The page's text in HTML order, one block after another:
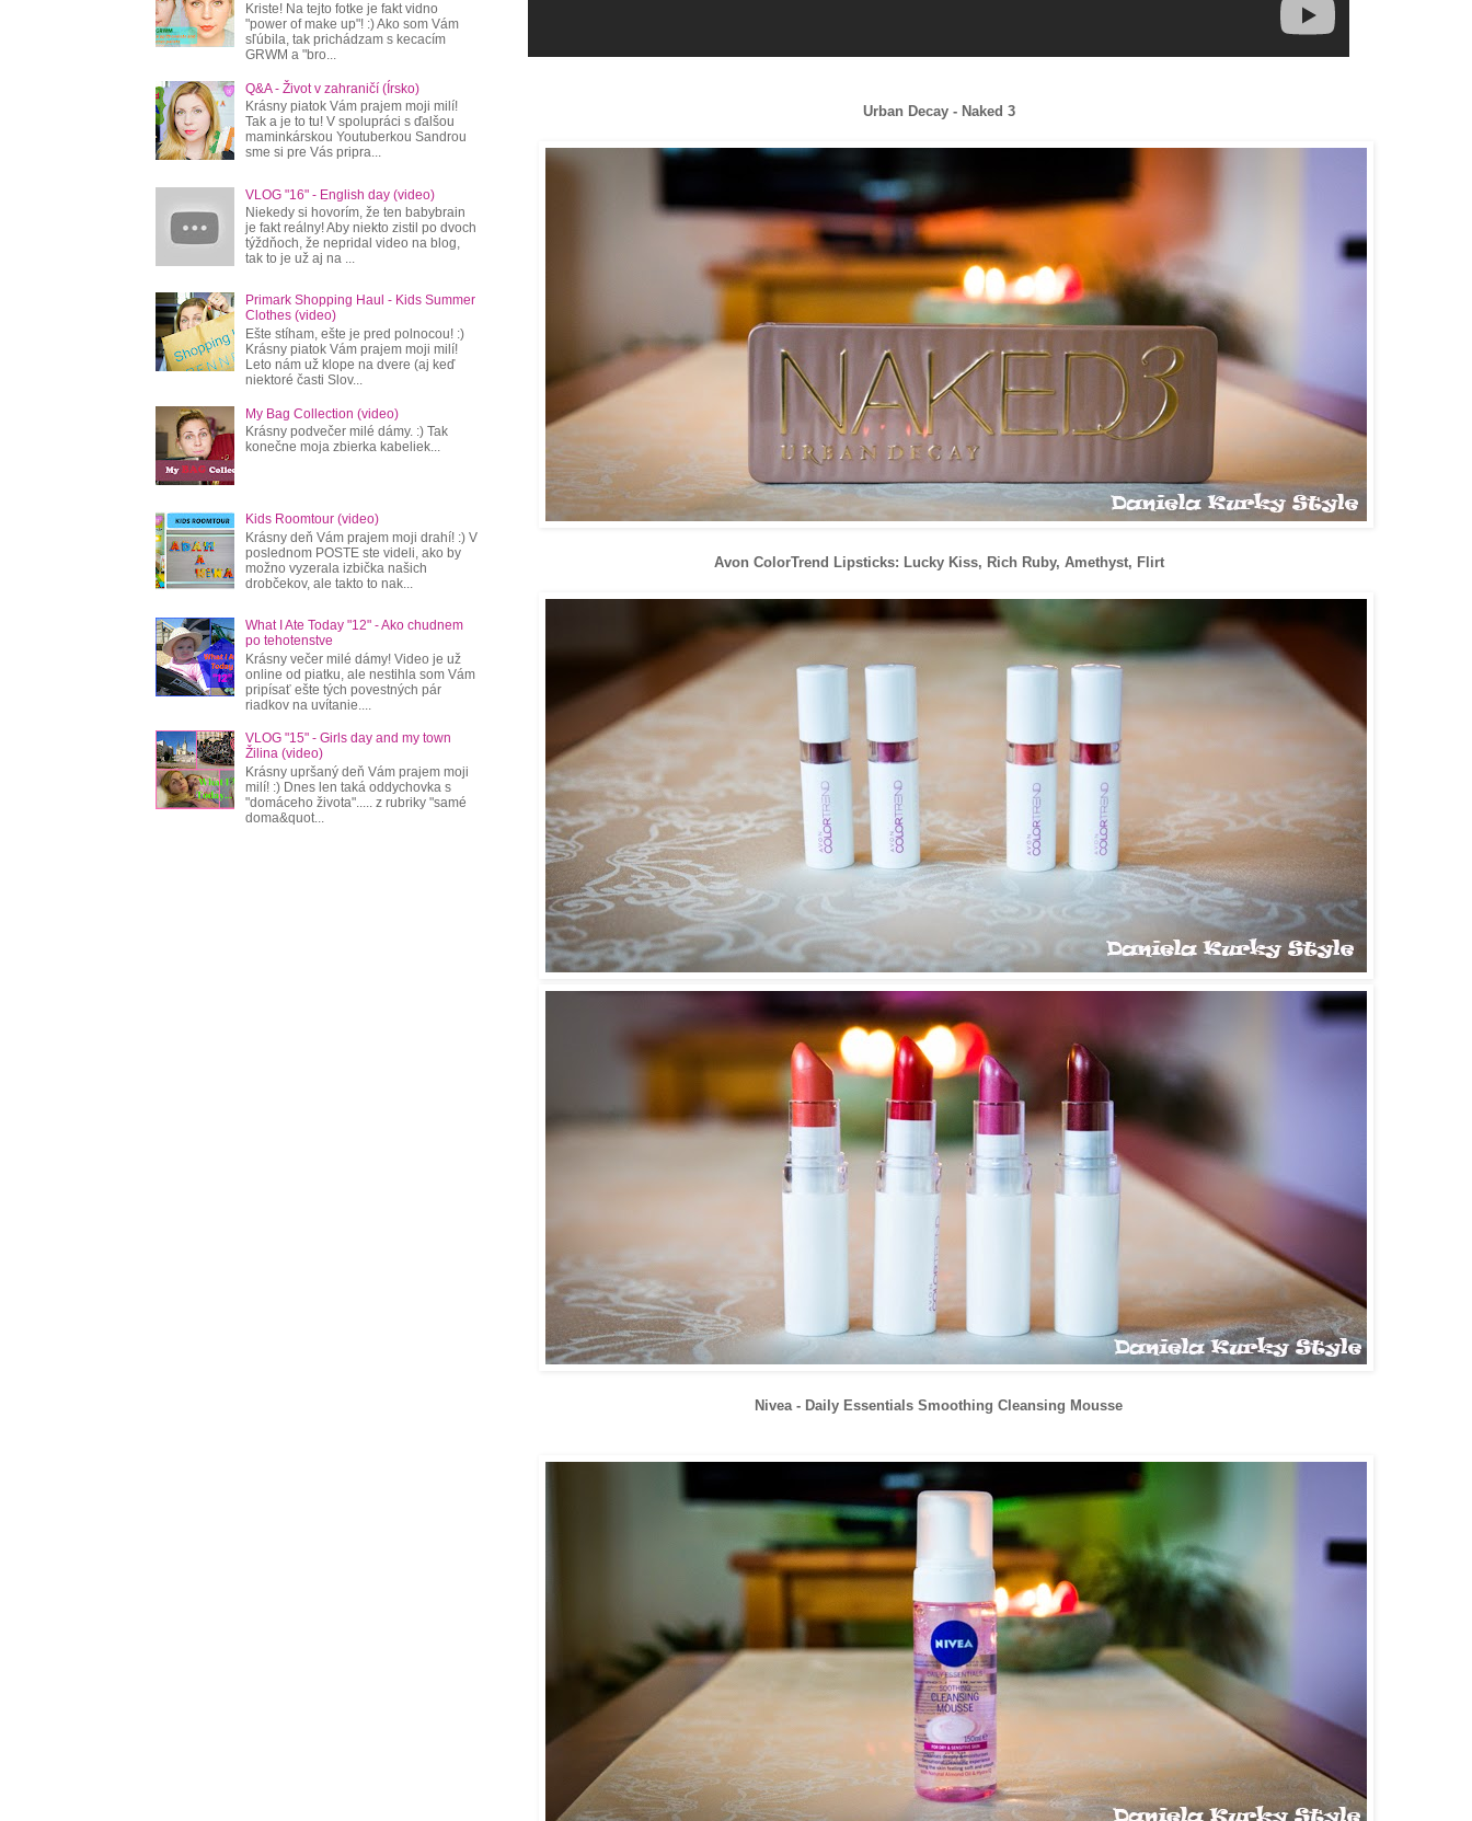
Urban Decay - Naked 3
Avon ColorTrend Lipsticks: Lucky Kiss, Rich Ruby, Amethyst, Flirt
Nivea - Daily Essentials Smoothing Cleansing Mousse
Kriste! Na tejto fotke je fakt vidno
"power of make up"! :) Ako som Vám
sľúbila, tak prichádzam s kecacím
GRWM a "bro...
Q&A - Život v zahraničí (Írsko)
Krásny piatok Vám prajem moji milí!
Tak a je to tu! V spolupráci s ďalšou
maminkárskou Youtuberkou Sandrou
sme si pre Vás pripra...
VLOG "16" - English day (video)
Niekedy si hovorím, že ten babybrain
je fakt reálny! Aby niekto zistil po dvoch
týždňoch, že nepridal video na blog,
tak to je už aj na ...
Primark Shopping Haul - Kids Summer
Clothes (video)
Ešte stíham, ešte je pred polnocou! :)
Krásny piatok Vám prajem moji milí!
Leto nám už klope na dvere (aj keď
niektoré časti Slov...
My Bag Collection (video)
Krásny podvečer milé dámy. :) Tak
konečne moja zbierka kabeliek...
Kids Roomtour (video)
Krásny deň Vám prajem moji drahí! :) V
poslednom POSTE ste videli, ako by
možno vyzerala izbička našich
drobčekov, ale takto to nak...
What I Ate Today "12" - Ako chudnem
po tehotenstve
Krásny večer milé dámy! Video je už
online od piatku, ale nestihla som Vám
pripísať ešte tých povestných pár
riadkov na uvítanie....
VLOG "15" - Girls day and my town
Žilina (video)
Krásny upršaný deň Vám prajem moji
milí! :) Dnes len taká oddychovka s
"domáceho života"..... z rubriky "samé
doma&quot...